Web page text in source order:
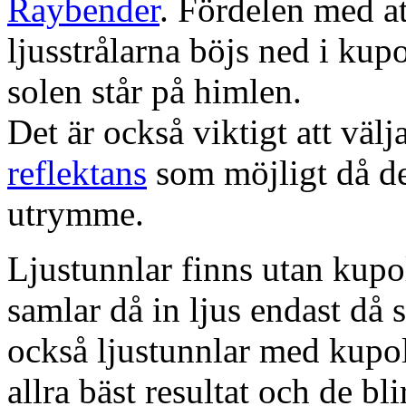
Raybender. Fördelen med
ljusstrålarna böjs ned i
solen står på himlen.
Det är också viktigt att
reflektans som möjligt då
utrymme.
Ljustunnlar finns utan
samlar då in ljus endast då
också ljustunnlar med
allra bäst resultat och de